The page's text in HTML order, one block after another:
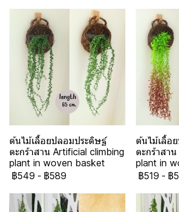
ต้นไม้เลื้อยปลอมประดิษฐ์
ตะกร้าสาน Artificial climbing
plant in woven basket
฿549 - ฿589
ต้นไม้เลื้อ
ตะกร้าสา
plant in
฿519 - ฿